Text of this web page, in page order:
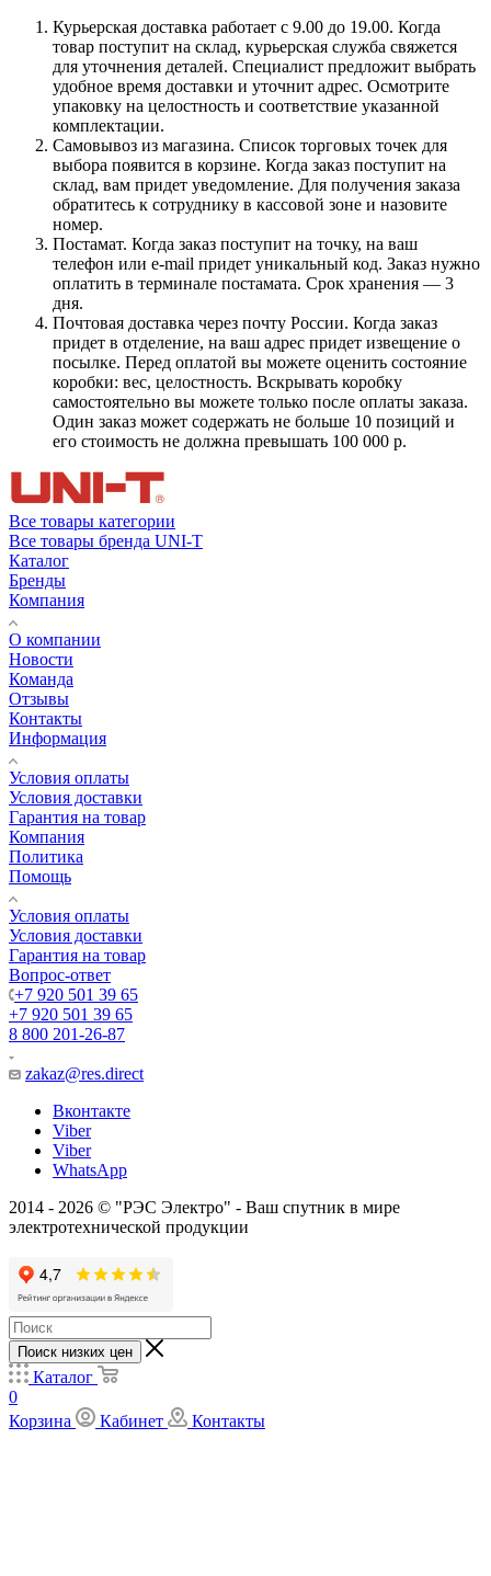
Курьерская доставка работает с 9.00 до 19.00. Когда
товар поступит на склад, курьерская служба свяжется
для уточнения деталей. Специалист предложит выбрать
удобное время доставки и уточнит адрес. Осмотрите
упаковку на целостность и соответствие указанной
комплектации.
Самовывоз из магазина. Список торговых точек для
выбора появится в корзине. Когда заказ поступит на
склад, вам придет уведомление. Для получения заказа
обратитесь к сотруднику в кассовой зоне и назовите
номер.
Постамат. Когда заказ поступит на точку, на ваш
телефон или e-mail придет уникальный код. Заказ нужно
оплатить в терминале постамата. Срок хранения — 3
дня.
Почтовая доставка через почту России. Когда заказ
придет в отделение, на ваш адрес придет извещение о
посылке. Перед оплатой вы можете оценить состояние
коробки: вес, целостность. Вскрывать коробку
самостоятельно вы можете только после оплаты заказа.
Один заказ может содержать не больше 10 позиций и
его стоимость не должна превышать 100 000 р.
Все товары категории
Все товары бренда UNI-T
Каталог
Бренды
Компания
О компании
Новости
Команда
Отзывы
Контакты
Информация
Условия оплаты
Условия доставки
Гарантия на товар
Компания
Политика
Помощь
Условия оплаты
Условия доставки
Гарантия на товар
Вопрос-ответ
+7 920 501 39 65
+7 920 501 39 65
8 800 201-26-87
zakaz@res.direct
Вконтакте
Viber
Viber
WhatsApp
2014 - 2026 © "РЭС Электро" - Ваш спутник в мире
электротехнической продукции
Поиск низких цен
Каталог
0
Корзина
Кабинет Контакты